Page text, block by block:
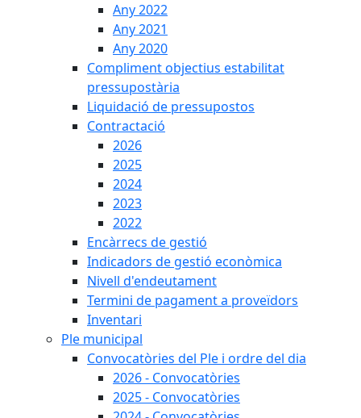
Any 2022
Any 2021
Any 2020
Compliment objectius estabilitat
pressupostària
Liquidació de pressupostos
Contractació
2026
2025
2024
2023
2022
Encàrrecs de gestió
Indicadors de gestió econòmica
Nivell d'endeutament
Termini de pagament a proveïdors
Inventari
Ple municipal
Convocatòries del Ple i ordre del dia
2026 - Convocatòries
2025 - Convocatòries